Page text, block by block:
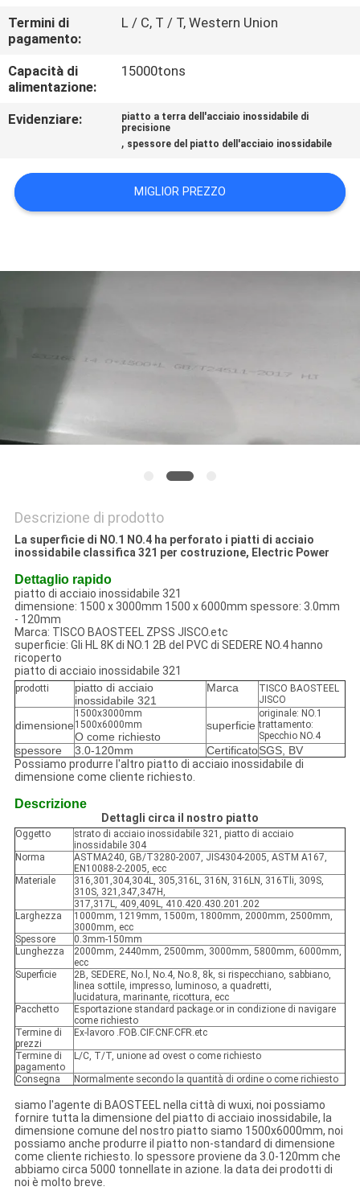
COMPANY
MAPPA
PRIVACY
Termini di
pagamento:
L / C, T / T, Western Union
Capacità di
alimentazione:
15000tons
Evidenziare:
piatto a terra dell'acciaio inossidabile di
precisione
, spessore del piatto dell'acciaio inossidabile
MIGLIOR PREZZO
Descrizione di prodotto
La superficie di NO.1 NO.4 ha perforato i piatti di acciaio
inossidabile classifica 321 per costruzione, Electric Power
Dettaglio rapido
piatto di acciaio inossidabile 321
dimensione: 1500 x 3000mm 1500 x 6000mm spessore: 3.0mm
- 120mm
Marca: TISCO BAOSTEEL ZPSS JISCO.etc
superficie: Gli HL 8K di NO.1 2B del PVC di SEDERE NO.4 hanno
ricoperto
piatto di acciaio inossidabile 321
prodotti
piatto di acciaio
inossidabile 321
Marca
TISCO BAOSTEEL
JISCO
dimensione
1500x3000mm
1500x6000mm
O come richiesto
superficie
originale: NO.1
trattamento:
Specchio NO.4
spessore 3.0-120mm CertificatoSGS, BV
Possiamo produrre l'altro piatto di acciaio inossidabile di
dimensione come cliente richiesto.
Descrizione
Dettagli circa il nostro piatto
Oggetto
strato di acciaio inossidabile 321, piatto di acciaio
inossidabile 304
Norma
ASTMA240, GB/T3280-2007, JIS4304-2005, ASTM A167,
EN10088-2-2005, ecc
Materiale
316,301,304,304L, 305,316L, 316N, 316LN, 316Tli, 309S,
310S, 321,347,347H,
317,317L, 409,409L, 410.420.430.201.202
Larghezza
1000mm, 1219mm, 1500m, 1800mm, 2000mm, 2500mm,
3000mm, ecc
Spessore
0.3mm-150mm
Lunghezza
2000mm, 2440mm, 2500mm, 3000mm, 5800mm, 6000mm,
ecc
Superficie
2B, SEDERE, No.l, No.4, No.8, 8k, si rispecchiano, sabbiano,
linea sottile, impresso, luminoso, a quadretti,
lucidatura, marinante, ricottura, ecc
Pacchetto
Esportazione standard package.or in condizione di navigare
come richiesto
Termine di
prezzi
Ex-lavoro .FOB.CIF.CNF.CFR.etc
Termine di
pagamento
L/C, T/T, unione ad ovest o come richiesto
Consegna Normalmente secondo la quantità di ordine o come richiesto
siamo l'agente di BAOSTEEL nella città di wuxi, noi possiamo
fornire tutta la dimensione del piatto di acciaio inossidabile, la
dimensione comune del nostro piatto siamo 1500x6000mm, noi
possiamo anche produrre il piatto non-standard di dimensione
come cliente richiesto. lo spessore proviene da 3.0-120mm che
abbiamo circa 5000 tonnellate in azione. la data dei prodotti di
noi è molto breve.